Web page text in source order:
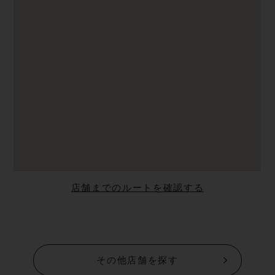
店舗までのルートを確認する
その他店舗を探す